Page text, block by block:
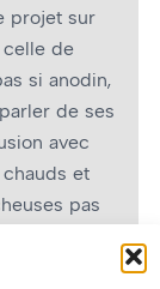
projet sur
celle de
si anodin,
de ses
avec
et
pas